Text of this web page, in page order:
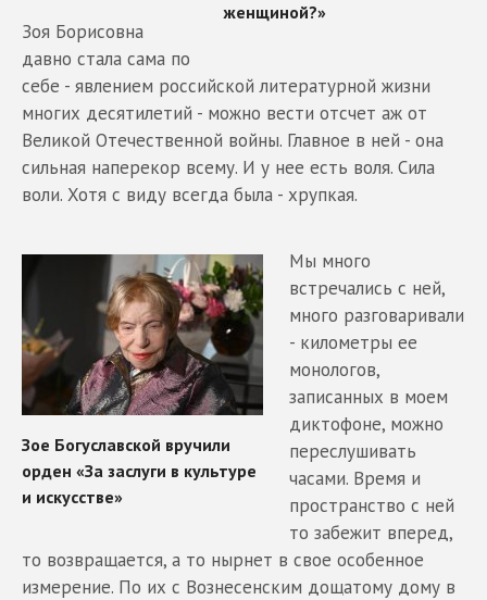
Зоя Борисовна
давно стала сама по
себе - явлением российской литературной жизни
многих десятилетий - можно вести отсчет аж от
Великой Отечественной войны. Главное в ней - она
сильная наперекор всему. И у нее есть воля. Сила
воли. Хотя с виду всегда была - хрупкая.
Мы много
встречались с ней,
много разговаривали
- километры ее
монологов,
записанных в моем
диктофоне, можно
переслушивать
часами. Время и
пространство с ней
то забежит вперед,
то возвращается, а то нырнет в свое особенное
измерение. По их с Вознесенским дощатому дому в